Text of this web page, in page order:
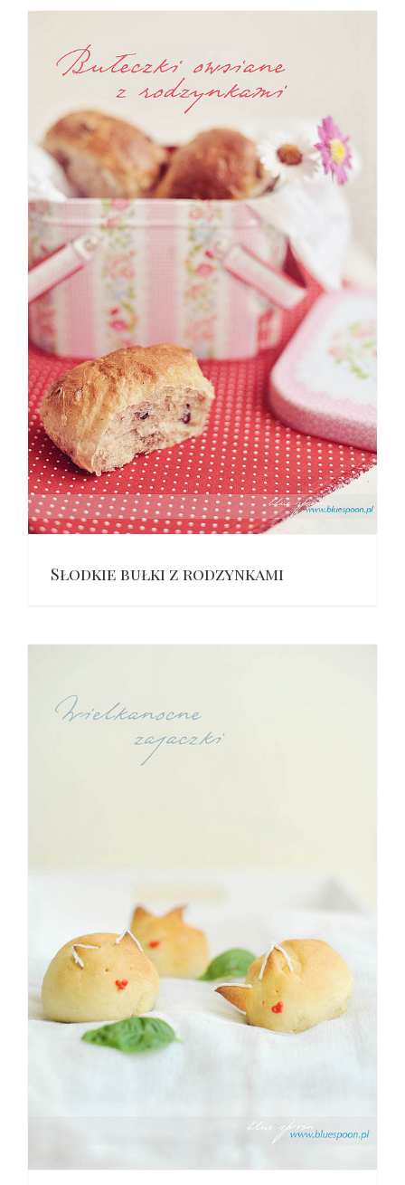
Słodkie bułki z rodzynkami